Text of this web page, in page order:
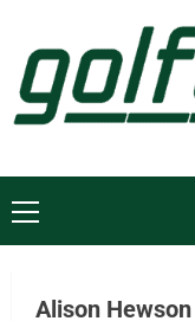
Alison Hewson